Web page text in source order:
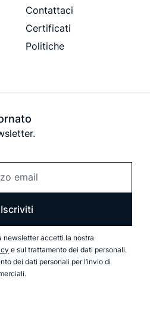
Contattaci
Certificati
Politiche
Iscriviti
newsletter accetti la nostra
e sul trattamento dei dati personali.
dei dati personali per l’invio di